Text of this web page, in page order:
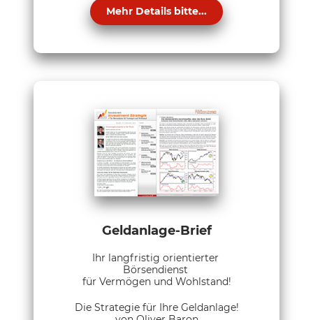
Mehr Details bitte...
Geldanlage-Brief
Ihr langfristig orientierter
Börsendienst
für Vermögen und Wohlstand!
Die Strategie für Ihre Geldanlage!